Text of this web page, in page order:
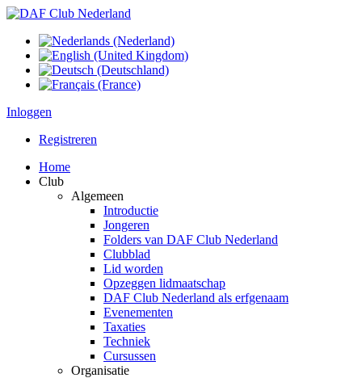
Inloggen
Registreren
Home
Club
Algemeen
Introductie
Jongeren
Folders van DAF Club Nederland
Clubblad
Lid worden
Opzeggen lidmaatschap
DAF Club Nederland als erfgenaam
Evenementen
Taxaties
Techniek
Cursussen
Organisatie